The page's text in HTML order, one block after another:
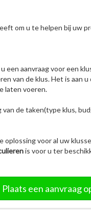
om u te helpen bij uw
een aanvraag voor een
van de klus. Het is aan
laten voeren.
de taken(type klus,
voor al uw
is voor u ter
Plaats een aanvraag